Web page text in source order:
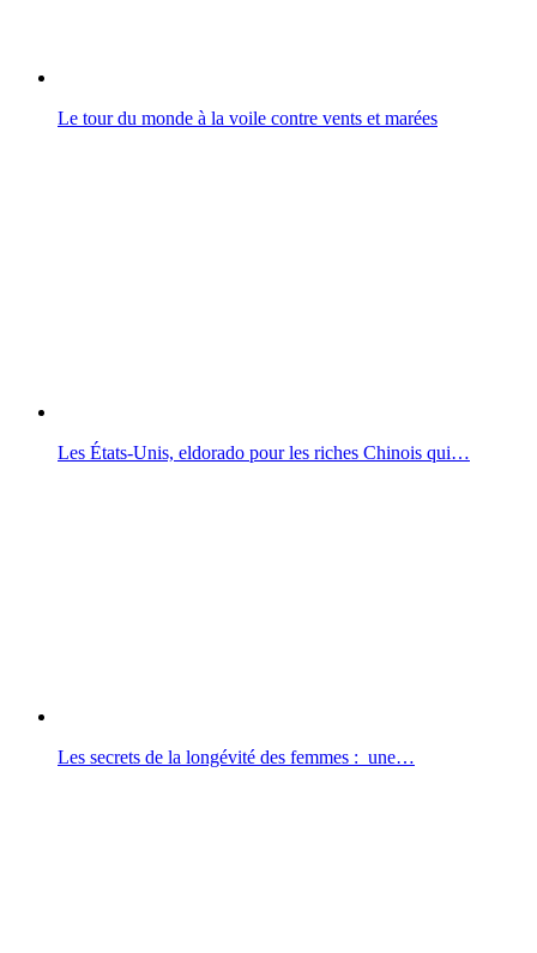
Le tour du monde à la voile contre vents et marées
Les États-Unis, eldorado pour les riches Chinois qui…
Les secrets de la longévité des femmes : une…